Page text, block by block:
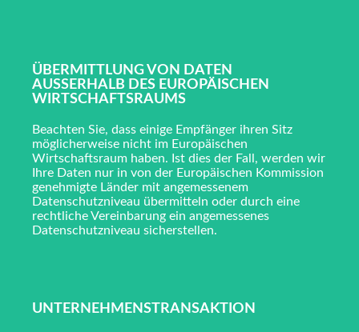
ÜBERMITTLUNG VON DATEN
AUSSERHALB DES EUROPÄISCHEN W
IRTSCHAFTSRAUMS
Beachten Sie, dass einige Empfänger ihren Sitz
möglicherweise nicht im Europäischen
Wirtschaftsraum haben. Ist dies der Fall, werden wir
Ihre Daten nur in von der Europäischen Kommission
genehmigte Länder mit angemessenem
Datenschutzniveau übermitteln oder durch eine
rechtliche Vereinbarung ein angemessenes
Datenschutzniveau sicherstellen.
UNTERNEHMENSTRANSAKTION